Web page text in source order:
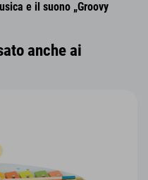
e il suono „Groovy
anche ai